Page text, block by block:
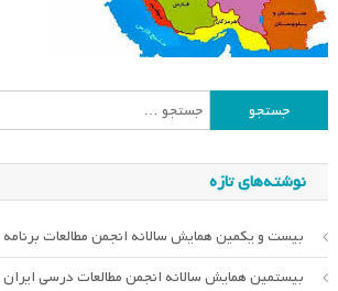
جستجو
برای:
نوشته‌های تازه
بیست و یکمین همایش سالانه انجمن مطالعات
بیستمین همایش سالانه انجمن مطالعات درسی ایران